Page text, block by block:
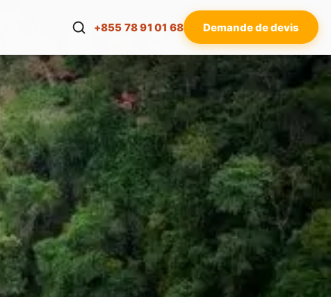
+855 78 91 01 68 Demande de devis